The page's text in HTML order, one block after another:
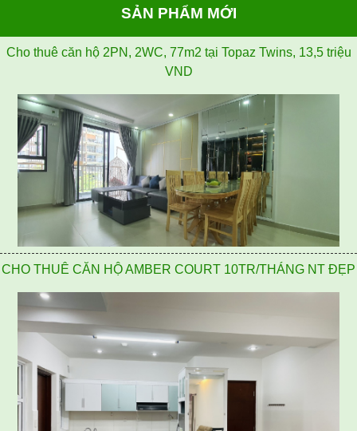
SẢN PHẨM MỚI
Cho thuê căn hộ 2PN, 2WC, 77m2 tại Topaz Twins, 13,5 triệu
VND
CHO THUÊ CĂN HỘ AMBER COURT 10TR/THÁNG NT ĐẸP